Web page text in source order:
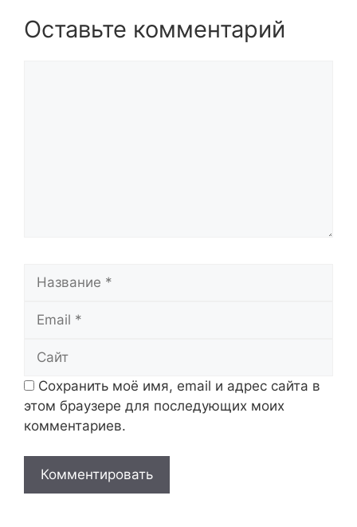
Оставьте комментарий
Сохранить моё имя, email и адрес сайта в
этом браузере для последующих моих
комментариев.